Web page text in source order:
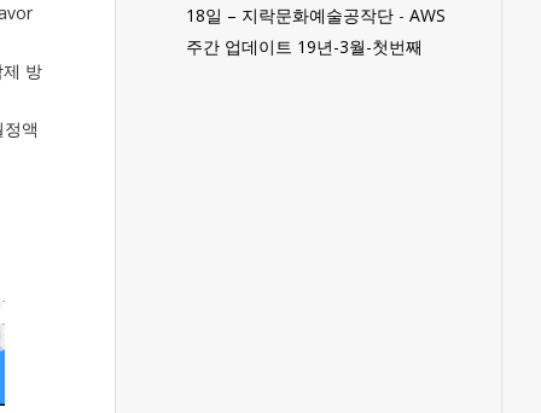
방
액
18일 – 지락문화예술공작단 - AWS
주간 업데이트 19년-3월-첫번째